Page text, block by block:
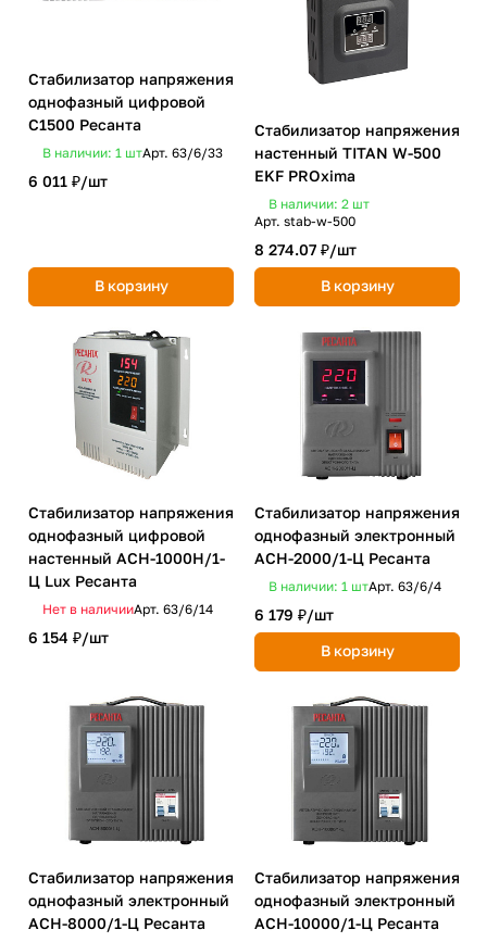
Стабилизатор напряжения
однофазный цифровой
С1500 Ресанта
В наличии: 1 штАрт. 63/6/33
6 011 ₽/шт
В корзину
Стабилизатор напряжения
настенный TITAN W-500
EKF PROxima
В наличии: 2 шт
Арт. stab-w-500
8 274.07 ₽/шт
В корзину
Стабилизатор напряжения
однофазный цифровой
настенный ACH-1000Н/1-
Ц Lux Ресанта
Нет в наличииАрт. 63/6/14
6 154 ₽/шт
Стабилизатор напряжения
однофазный электронный
ACH-2000/1-Ц Ресанта
В наличии: 1 штАрт. 63/6/4
6 179 ₽/шт
В корзину
Стабилизатор напряжения
однофазный электронный
ACH-8000/1-Ц Ресанта
Стабилизатор напряжения
однофазный электронный
ACH-10000/1-Ц Ресанта